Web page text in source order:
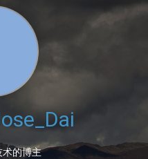
术的博主
次